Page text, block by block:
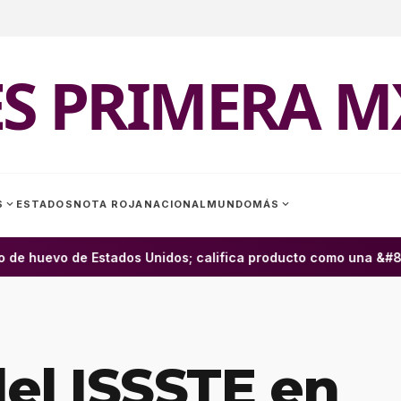
PRIMERA
expand_more ESTADOS NOTA ROJA NACIONAL MUNDOMÁS expand_more
de Estados Unidos; califica producto como una